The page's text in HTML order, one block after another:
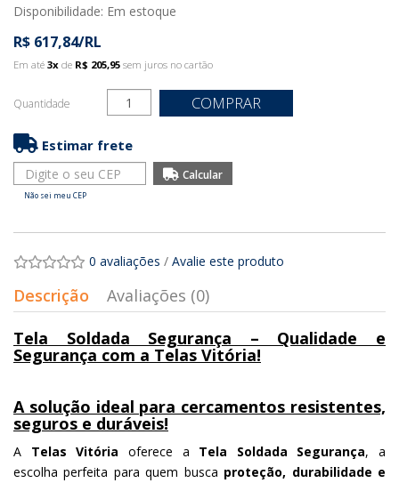
Disponibilidade: Em estoque
R$ 617,84/RL
Em até 3x de R$ 205,95 sem juros no cartão
Quantidade COMPRAR
Estimar frete
Não sei meu CEP
0 avaliações / Avalie este produto
Descrição
Avaliações (0)
Tela Soldada Segurança – Qualidade e
Segurança com a Telas Vitória!
A solução ideal para cercamentos resistentes,
seguros e duráveis!
A Telas Vitória oferece a Tela Soldada Segurança, a
escolha perfeita para quem busca proteção, durabilidade e